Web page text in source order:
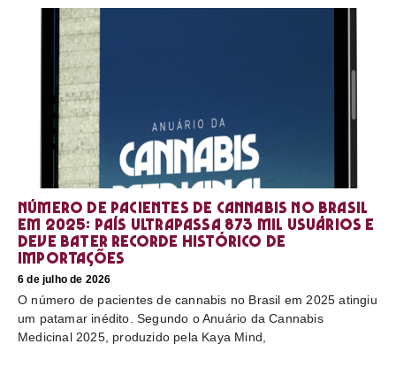
Número de pacientes de cannabis no Brasil
em 2025: país ultrapassa 873 mil usuários e
deve bater recorde histórico de
importações
6 de julho de 2026
O número de pacientes de cannabis no Brasil em 2025 atingiu
um patamar inédito. Segundo o Anuário da Cannabis
Medicinal 2025, produzido pela Kaya Mind,